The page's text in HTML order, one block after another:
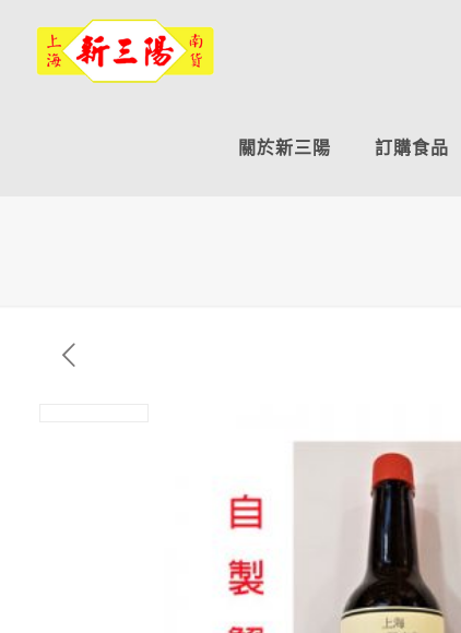
關於新三陽 訂購食品